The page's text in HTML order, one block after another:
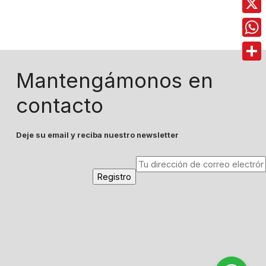
Mantengámonos en
contacto
Deje su email y reciba nuestro newsletter
X